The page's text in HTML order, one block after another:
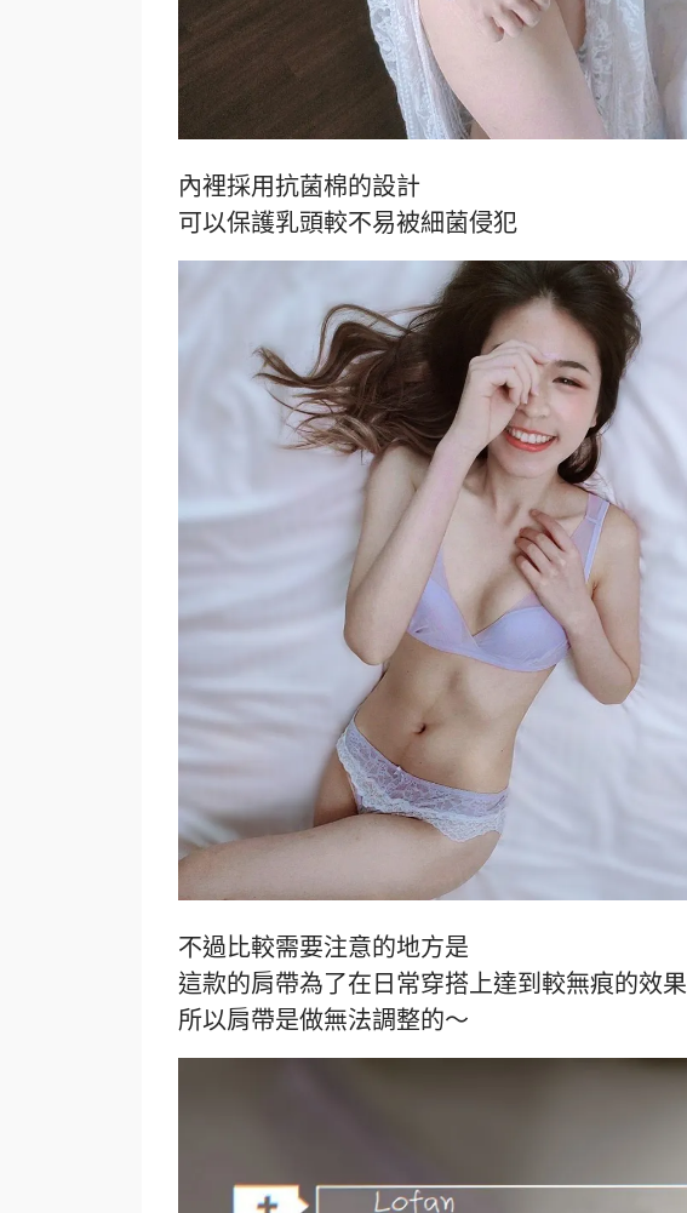
內裡採用抗菌棉的設計
可以保護乳頭較不易被細菌侵犯
不過比較需要注意的地方是
這款的肩帶為了在日常穿搭上達到較無痕的效果
所以肩帶是做無法調整的～